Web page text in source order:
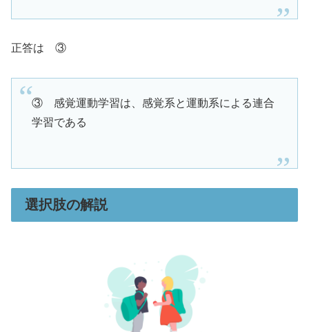
正答は ③
③ 感覚運動学習は、感覚系と運動系による連合
学習である
選択肢の解説